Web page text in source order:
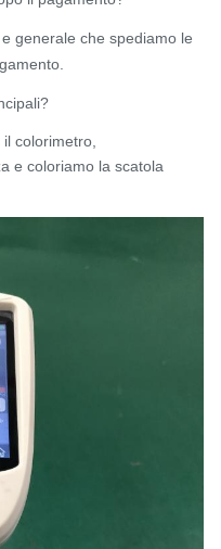
generale che spediamo le
colorimetro,
e coloriamo la scatola